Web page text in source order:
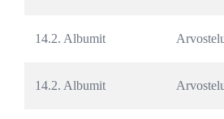
14.2. Albumit
14.2. Albumit